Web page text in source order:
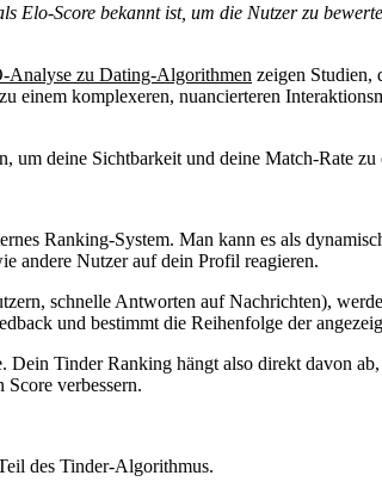
Elo-Score bekannt ist, um die Nutzer zu
Analyse zu Dating-Algorithmen zeigen Studien,
komplexeren, nuancierteren
um deine Sichtbarkeit und deine Match-Rate zu
Ranking-System. Man kann es als
andere Nutzer auf dein Profil reagieren.
schnelle Antworten auf Nachrichten),
und bestimmt die Reihenfolge der
Dein Tinder Ranking hängt also direkt davon
verbessern.
des Tinder-Algorithmus.